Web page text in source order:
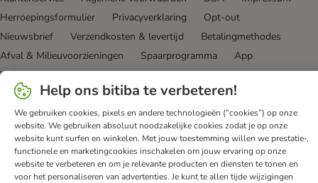
Herroepingsformulier
Privacyverklaring
Opt-out
Nieuwsbrief
Verzendkosten & levertijd
Betalingmethodes
Afval & Milieuvoorzieningen
Spaarprogramma
App
Voordelen
Toegankelijkheidsverklaring
bitiba GmbH
Help ons bitiba te verbeteren!
We gebruiken cookies, pixels en andere technologieën (“cookies”) op onze
website. We gebruiken absoluut noodzakelijke cookies zodat je op onze
website kunt surfen en winkelen. Met jouw toestemming willen we prestatie-,
functionele en marketingcookies inschakelen om jouw ervaring op onze
website te verbeteren en om je relevante producten en diensten te tonen en
voor het personaliseren van advertenties. Je kunt te allen tijde wijzigingen